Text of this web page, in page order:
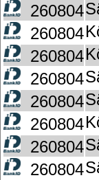
260804
260804
260804
260804
260804
260804
260804
260804